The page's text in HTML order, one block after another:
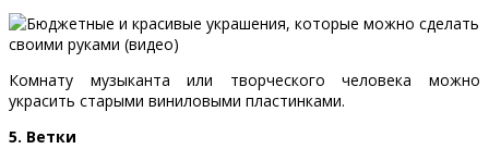
Комнату музыканта или творческого человека можно
украсить старыми виниловыми пластинками.
5. Ветки